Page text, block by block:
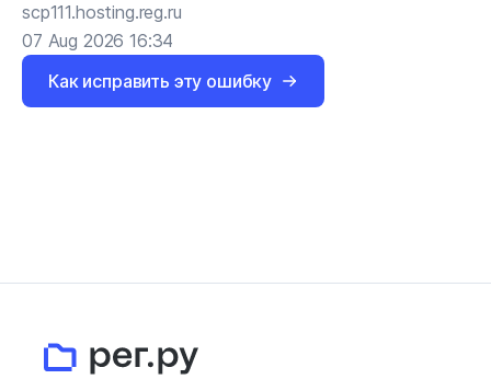
scp111.hosting.reg.ru
07 Aug 2026 16:34
Как исправить эту ошибку